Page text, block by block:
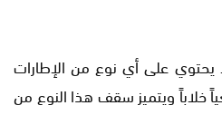
يحتوي على أي نوع من الإطارات
خلاباً ويتميز سقف هذا النوع من